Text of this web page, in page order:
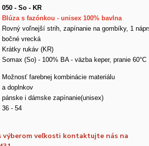
050 - So - KR
Blúza s fazónkou - unisex 100% bavlna
Rovný voľnejší strih, zapínanie na gombíky, 1
bočné vrecká
Krátky rukáv (KR)
Somax (So) - 100% BA - väzba keper, pranie 60°C
Možnosť farebnej kombinácie materiálu
a doplnkov
pánske i dámske zapínanie(unisex)
36 - 54
výberom veľkosti kontaktujte nás na